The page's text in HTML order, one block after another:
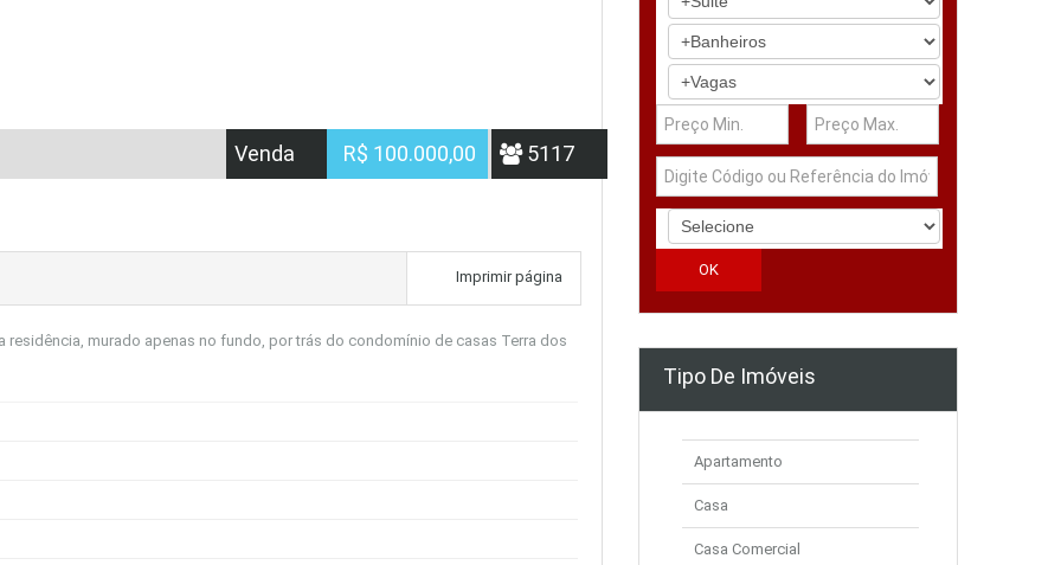
Venda R$ 100.000,00 5117
Imprimir página
residência, murado apenas no fundo, por trás do condomínio de casas Terra dos
Tipo De Imóveis
Apartamento
Casa
Casa Comercial